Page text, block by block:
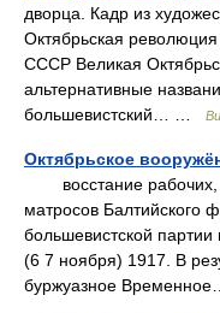
дворца. Кадр из
Октябрьская
СССР Великая
альтернативные
большевистский… …
Октябрьское
восстание рабочих,
матросов Балтийского
большевистской
(6 7 ноября) 1917. В
буржуазное